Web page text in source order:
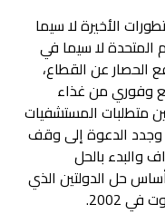
الأخيرة لا سيما
المتحدة لا سيما في
الحصار عن القطاع،
وفوري من غذاء
متطلبات المستشفيات
وجدد الدعوة إلى وقف
والبدء بالحل
حل الدولتين الذي
2002.